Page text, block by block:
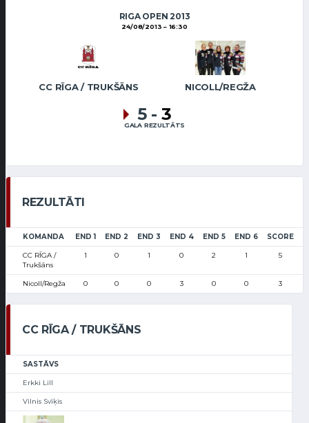
RIGA OPEN 2013
24/08/2013 16:30
CC RĪGA / TRUKŠĀNS NICOLL/REGŽA
5 - 3
GALA REZULTĀTS
REZULTĀTI
KOMANDA END 1 END 2 END 3 END 4 END 5 END 6 SCORE
CC RĪGA /
Trukšāns
1 0 1 0 2 1 5
Nicoll/Regža 0 0 0 3 0 0 3
CC RĪGA / TRUKŠĀNS
SASTĀVS
Erkki Lill
Vilnis Svīķis